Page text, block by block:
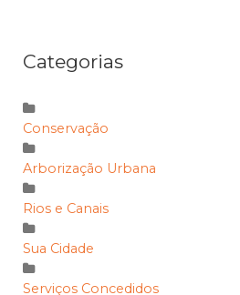
Categorias
Conservação
Arborização Urbana
Rios e Canais
Sua Cidade
Serviços Concedidos